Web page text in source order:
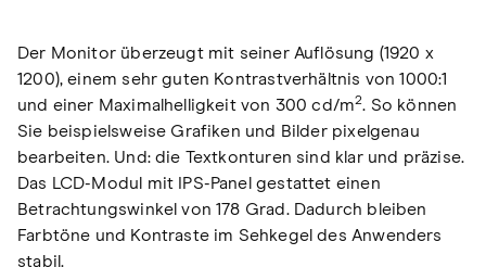
Der Monitor überzeugt mit seiner Auflösung (1920 x
1200), einem sehr guten Kontrastverhältnis von 1000:1
und einer Maximalhelligkeit von 300 cd/m2. So können
Sie beispielsweise Grafiken und Bilder pixelgenau
bearbeiten. Und: die Textkonturen sind klar und präzise.
Das LCD-Modul mit IPS-Panel gestattet einen
Betrachtungswinkel von 178 Grad. Dadurch bleiben
Farbtöne und Kontraste im Sehkegel des Anwenders
stabil.